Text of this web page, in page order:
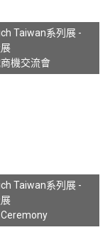
Taiwan系列展 -
機交流會
Taiwan系列展 -